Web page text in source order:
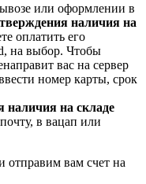
или оформлении в
наличия на
оплатить его
на выбор. Чтобы
вас на сервер
номер карты, срок
наличия на складе
в вацап или
вам счет на